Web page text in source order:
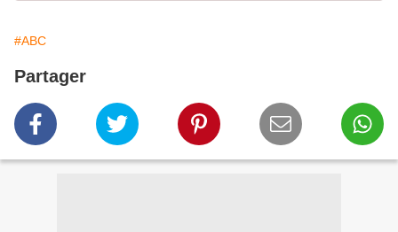
#ABC
Partager